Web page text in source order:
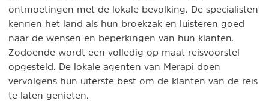
ontmoetingen met de lokale bevolking. De specialisten
kennen het land als hun broekzak en luisteren goed
naar de wensen en beperkingen van hun klanten.
Zodoende wordt een volledig op maat reisvoorstel
opgesteld. De lokale agenten van Merapi doen
vervolgens hun uiterste best om de klanten van de reis
te laten genieten.